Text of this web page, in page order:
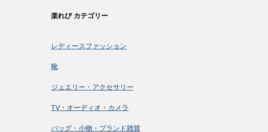
楽れび カテゴリー
レディースファッション
靴
ジュエリー・アクセサリー
TV・オーディオ・カメラ
バッグ・小物・ブランド雑貨